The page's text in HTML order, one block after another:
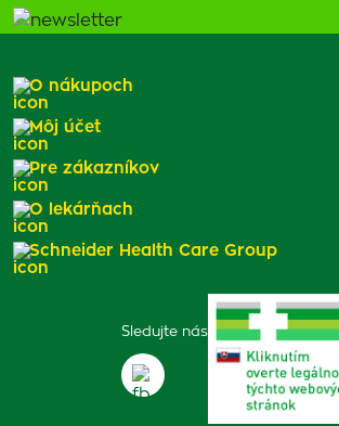
Sledujte nás
O nákupoch
Môj účet
Pre zákazníkov
O lekárňach
Schneider Health Care Group